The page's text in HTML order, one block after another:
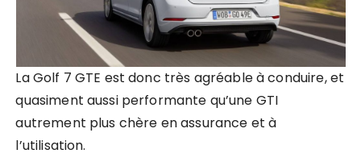
La Golf 7 GTE est donc très agréable à conduire, et
quasiment aussi performante qu’une GTI
autrement plus chère en assurance et à
l’utilisation.